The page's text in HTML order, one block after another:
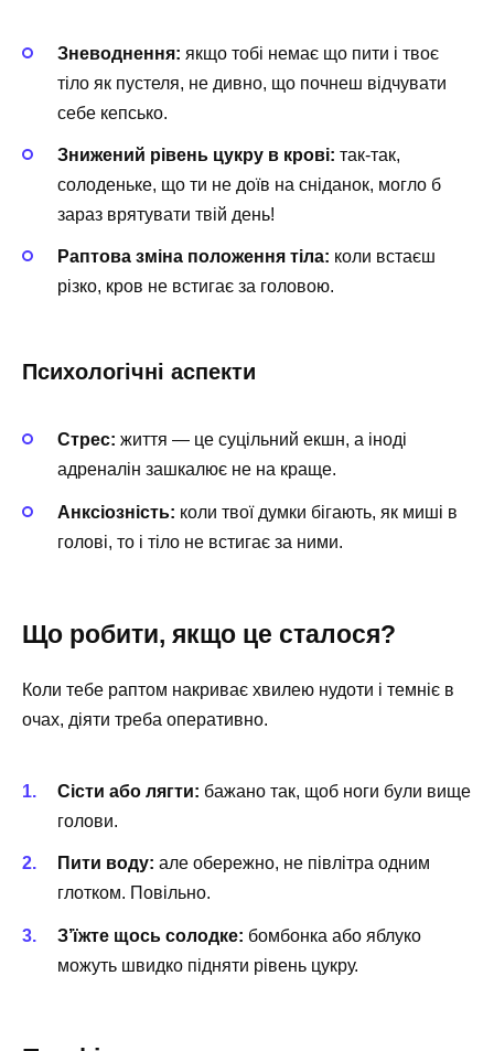
Зневоднення: якщо тобі немає що пити і твоє
тіло як пустеля, не дивно, що почнеш відчувати
себе кепсько.
Знижений рівень цукру в крові: так-так,
солоденьке, що ти не доїв на сніданок, могло б
зараз врятувати твій день!
Раптова зміна положення тіла: коли встаєш
різко, кров не встигає за головою.
Психологічні аспекти
Стрес: життя — це суцільний екшн, а іноді
адреналін зашкалює не на краще.
Анксіозність: коли твої думки бігають, як миші в
голові, то і тіло не встигає за ними.
Що робити, якщо це сталося?
Коли тебе раптом накриває хвилею нудоти і темніє в
очах, діяти треба оперативно.
Сісти або лягти: бажано так, щоб ноги були вище
голови.
Пити воду: але обережно, не півлітра одним
глотком. Повільно.
З’їжте щось солодке: бомбонка або яблуко
можуть швидко підняти рівень цукру.